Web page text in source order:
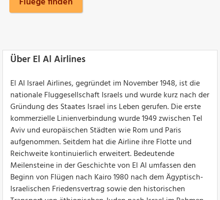
Über El Al Airlines
El Al Israel Airlines, gegründet im November 1948, ist die
nationale Fluggesellschaft Israels und wurde kurz nach der
Gründung des Staates Israel ins Leben gerufen. Die erste
kommerzielle Linienverbindung wurde 1949 zwischen Tel
Aviv und europäischen Städten wie Rom und Paris
aufgenommen. Seitdem hat die Airline ihre Flotte und
Reichweite kontinuierlich erweitert. Bedeutende
Meilensteine in der Geschichte von El Al umfassen den
Beginn von Flügen nach Kairo 1980 nach dem Ägyptisch-
Israelischen Friedensvertrag sowie den historischen